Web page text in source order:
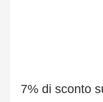
7% di sconto